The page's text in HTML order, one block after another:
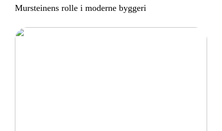
Mursteinens rolle i moderne byggeri